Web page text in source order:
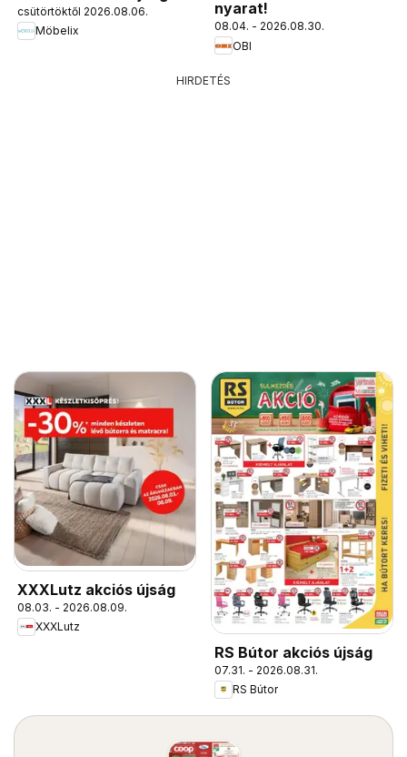
csütörtöktől 2026.08.06.
Möbelix
nyarat!
08.04. - 2026.08.30.
OBI
HIRDETÉS
XXXLutz akciós újság
08.03. - 2026.08.09.
XXXLutz
RS Bútor akciós újság
07.31. - 2026.08.31.
RS Bútor